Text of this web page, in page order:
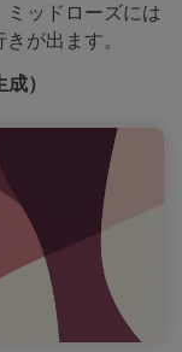
ッドローズには
が出ます。
）